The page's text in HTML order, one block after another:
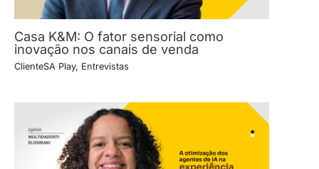
Casa K&M: O fator sensorial como
inovação nos canais de venda
ClienteSA Play, Entrevistas